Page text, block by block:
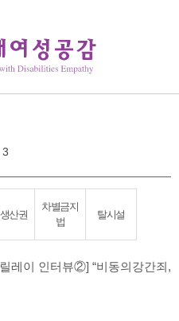
3
산권
차별금지
법
탈시설
레이 인터뷰②] “비동의강간죄,